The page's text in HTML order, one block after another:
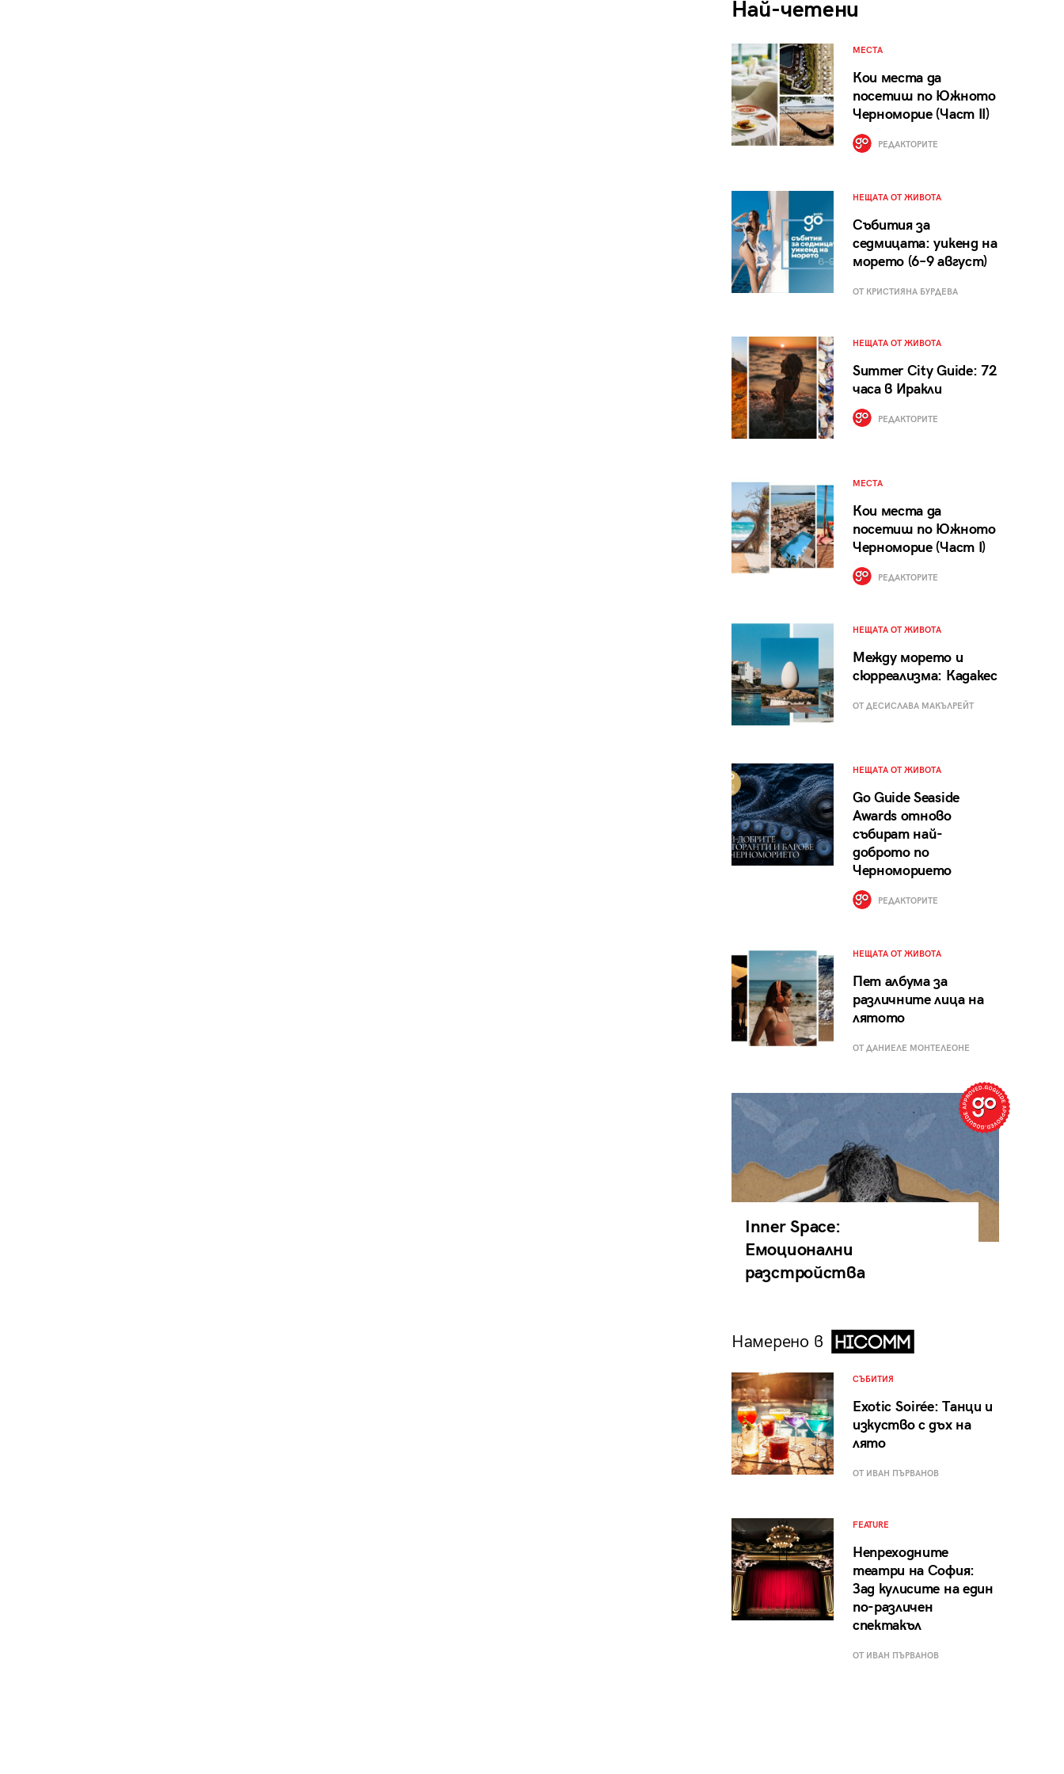
Най-четени
МЕСТА
Кои места да
посетиш по Южното
Черноморие (Част II)
РЕДАКТОРИТЕ
НЕЩАТА ОТ ЖИВОТА
Събития за
седмицата: уикенд на
морето (6–9 август)
ОТ КРИСТИЯНА БУРДЕВА
НЕЩАТА ОТ ЖИВОТА
Summer City Guide: 72
часа в Иракли
РЕДАКТОРИТЕ
МЕСТА
Кои места да
посетиш по Южното
Черноморие (Част I)
РЕДАКТОРИТЕ
НЕЩАТА ОТ ЖИВОТА
Между морето и
сюрреализма: Кадакес
ОТ ДЕСИСЛАВА МАКЪЛРЕЙТ
НЕЩАТА ОТ ЖИВОТА
Go Guide Seaside
Awards отново
събират най-
доброто по
Черноморието
РЕДАКТОРИТЕ
НЕЩАТА ОТ ЖИВОТА
Пет албума за
различните лица на
лятото
ОТ ДАНИЕЛЕ МОНТЕЛЕОНЕ
Inner Space:
Емоционални
разстройства
Намерено в
СЪБИТИЯ
Exotic Soirée: Танци и
изкуство с дъх на
лято
ОТ ИВАН ПЪРВАНОВ
FEATURE
Непреходните
театри на София:
Зад кулисите на един
по-различен
спектакъл
ОТ ИВАН ПЪРВАНОВ